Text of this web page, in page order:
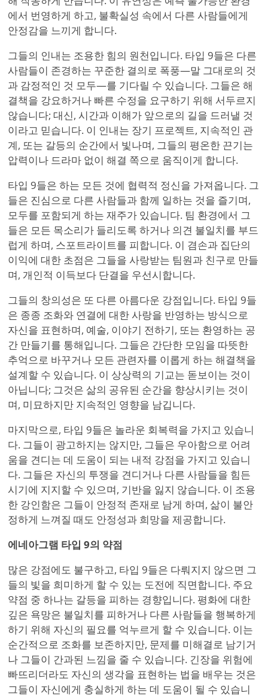
에서 번영하게 하고, 불확실성 속에서 다른 사람들에게
안정감을 느끼게 합니다.
그들의 인내는 조용한 힘의 원천입니다. 타입 9들은 다른
사람들이 존경하는 꾸준한 결의로 폭풍—말 그대로의 것
과 감정적인 것 모두—를 기다릴 수 있습니다. 그들은 해
결책을 강요하거나 빠른 수정을 요구하기 위해 서두르지
않습니다; 대신, 시간과 이해가 앞으로의 길을 드러낼 것
이라고 믿습니다. 이 인내는 장기 프로젝트, 지속적인 관
계, 또는 갈등의 순간에서 빛나며, 그들의 평온한 끈기는
압력이나 드라마 없이 해결 쪽으로 움직이게 합니다.
타입 9들은 하는 모든 것에 협력적 정신을 가져옵니다. 그
들은 진심으로 다른 사람들과 함께 일하는 것을 즐기며,
모두를 포함되게 하는 재주가 있습니다. 팀 환경에서 그
들은 모든 목소리가 들리도록 하거나 의견 불일치를 부드
럽게 하며, 스포트라이트를 피합니다. 이 겸손과 집단의
이익에 대한 초점은 그들을 사랑받는 팀원과 친구로 만들
며, 개인적 이득보다 단결을 우선시합니다.
그들의 창의성은 또 다른 아름다운 강점입니다. 타입 9들
은 종종 조화와 연결에 대한 사랑을 반영하는 방식으로
자신을 표현하며, 예술, 이야기 전하기, 또는 환영하는 공
간 만들기를 통해입니다. 그들은 간단한 모임을 따뜻한
추억으로 바꾸거나 모든 관련자를 이롭게 하는 해결책을
설계할 수 있습니다. 이 상상력의 기교는 돋보이는 것이
아닙니다; 그것은 삶의 공유된 순간을 향상시키는 것이
며, 미묘하지만 지속적인 영향을 남깁니다.
마지막으로, 타입 9들은 놀라운 회복력을 가지고 있습니
다. 그들이 광고하지는 않지만, 그들은 우아함으로 어려
움을 견디는 데 도움이 되는 내적 강점을 가지고 있습니
다. 그들은 자신의 투쟁을 견디거나 다른 사람들을 힘든
시기에 지지할 수 있으며, 기반을 잃지 않습니다. 이 조용
한 강인함은 그들이 안정적 존재로 남게 하며, 삶이 불안
정하게 느껴질 때도 안정성과 희망을 제공합니다.
에네아그램 타입 9의 약점
많은 강점에도 불구하고, 타입 9들은 다뤄지지 않으면 그
들의 빛을 희미하게 할 수 있는 도전에 직면합니다. 주요
약점 중 하나는 갈등을 피하는 경향입니다. 평화에 대한
깊은 욕망은 불일치를 피하거나 다른 사람들을 행복하게
하기 위해 자신의 필요를 억누르게 할 수 있습니다. 이는
순간적으로 조화를 보존하지만, 문제를 미해결로 남기거
나 그들이 간과된 느낌을 줄 수 있습니다. 긴장을 위험에
빠뜨리더라도 자신의 생각을 표현하는 법을 배우는 것은
그들이 자신에게 충실하게 하는 데 도움이 될 수 있습니